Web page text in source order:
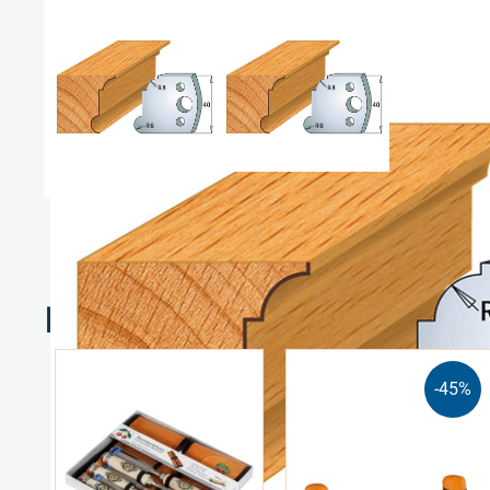
Relaterte produkter
-45%